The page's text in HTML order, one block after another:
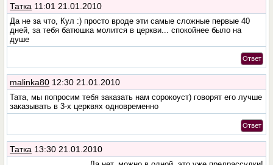
Татка 11:01 21.01.2010
Да не за что, Кул :) просто вроде эти самые сложные первые 40
дней, за тебя батюшка молится в церкви... спокойнее было на
душе
Ответ
malinka80 12:30 21.01.2010
Тата, мы попросим тебя заказать нам сорокоуст) говорят его лучше
заказывать в 3-х церквях одновременно
Ответ
Татка 13:30 21.01.2010